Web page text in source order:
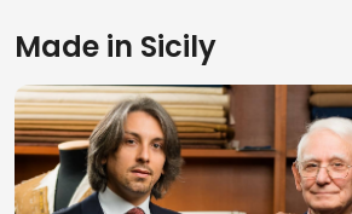
Made in Sicily